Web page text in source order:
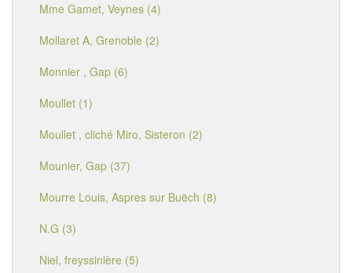
Mme Gamet, Veynes (4)
Mollaret A, Grenoble (2)
Monnier , Gap (6)
Moullet (1)
Moullet , cliché Miro, Sisteron (2)
Mounier, Gap (37)
Mourre Louis, Aspres sur Buëch (8)
N.G (3)
Niel, freyssinière (5)